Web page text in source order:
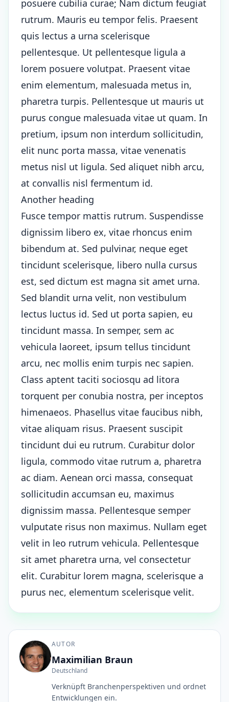
posuere cubilia curae; Nam dictum feugiat
rutrum. Mauris eu tempor felis. Praesent
quis lectus a urna scelerisque
pellentesque. Ut pellentesque ligula a
lorem posuere volutpat. Praesent vitae
enim elementum, malesuada metus in,
pharetra turpis. Pellentesque ut mauris ut
purus congue malesuada vitae ut quam. In
pretium, ipsum non interdum sollicitudin,
elit nunc porta massa, vitae venenatis
metus nisl ut ligula. Sed aliquet nibh arcu,
at convallis nisl fermentum id.
Another heading
Fusce tempor mattis rutrum. Suspendisse
dignissim libero ex, vitae rhoncus enim
bibendum at. Sed pulvinar, neque eget
tincidunt scelerisque, libero nulla cursus
est, sed dictum est magna sit amet urna.
Sed blandit urna velit, non vestibulum
lectus luctus id. Sed ut porta sapien, eu
tincidunt massa. In semper, sem ac
vehicula laoreet, ipsum tellus tincidunt
arcu, nec mollis enim turpis nec sapien.
Class aptent taciti sociosqu ad litora
torquent per conubia nostra, per inceptos
himenaeos. Phasellus vitae faucibus nibh,
vitae aliquam risus. Praesent suscipit
tincidunt dui eu rutrum. Curabitur dolor
ligula, commodo vitae rutrum a, pharetra
ac diam. Aenean orci massa, consequat
sollicitudin accumsan eu, maximus
dignissim massa. Pellentesque semper
vulputate risus non maximus. Nullam eget
velit in leo rutrum vehicula. Pellentesque
sit amet pharetra urna, vel consectetur
elit. Curabitur lorem magna, scelerisque a
purus nec, elementum scelerisque velit.
AUTOR
Maximilian Braun
Deutschland
Verknüpft Branchenperspektiven und ordnet
Entwicklungen ein.